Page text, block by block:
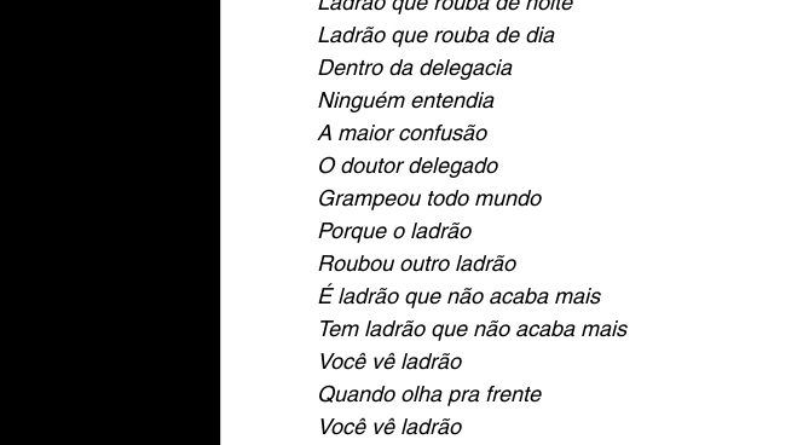
Ladrão que rouba de dia
Dentro da delegacia
Ninguém entendia
A maior confusão
O doutor delegado
Grampeou todo mundo
Porque o ladrão
Roubou outro ladrão
É ladrão que não acaba mais
Tem ladrão que não acaba mais
Você vê ladrão
Quando olha pra frente
Você vê ladrão